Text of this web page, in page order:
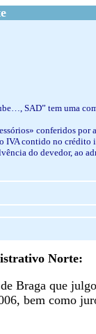
SAD” tem uma
conferidos por
IVA contido no crédito
do devedor, ao
Norte:
Braga que
bem como